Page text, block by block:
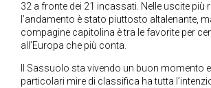
32 a fronte dei 21 incassati. Nelle uscite più
l’andamento è stato piuttosto altalenante,
compagine capitolina è tra le favorite per
all’Europa che più conta.
Il Sassuolo sta vivendo un buon momento
particolari mire di classifica ha tutta